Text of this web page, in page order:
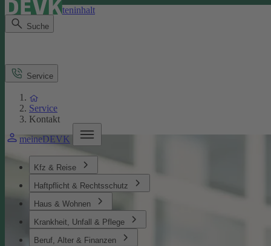
Direkt zum Seiteninhalt
Suche
meineDEVK
Kfz & Reise
Haftpflicht & Rechtsschutz
Haus & Wohnen
Krankheit, Unfall & Pflege
Beruf, Alter & Finanzen
Service
Service
Kontakt